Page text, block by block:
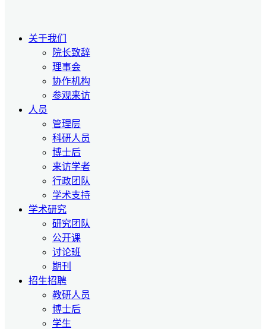
关于我们
院长致辞
理事会
协作机构
参观来访
人员
管理层
科研人员
博士后
来访学者
行政团队
学术支持
学术研究
研究团队
公开课
讨论班
期刊
招生招聘
教研人员
博士后
学生